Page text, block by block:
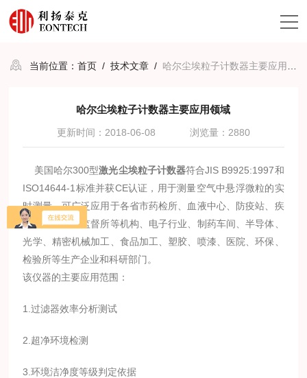
当前位置：首页 /技术文章 / 哈尔尘埃粒子计数器主要应用领域
哈尔尘埃粒子计数器主要应用领域
更新时间：2018-06-08 浏览量：2880
美国哈尔300型激光尘埃粒子计数器符合JIS B9925:1997和
ISO14644-1 标准并获CE认证，用于测量空气中悬浮微粒的实
时测量，可广泛应用于各省市药检所、血液中心、防疫站、疾
控中心、质量监督所等机构、电子行业、制药车间、半导体、
光学、精密机械加工、食品加工、塑胶、喷漆、医院、环保、
检验所等生产企业和科研部门。
该仪器的主要应用范围：
1.过滤器效率分析测试
2. 超净环境检测
3.环境洁净度等级判定依据